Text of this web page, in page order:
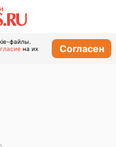
файлы.
на их
Согласен